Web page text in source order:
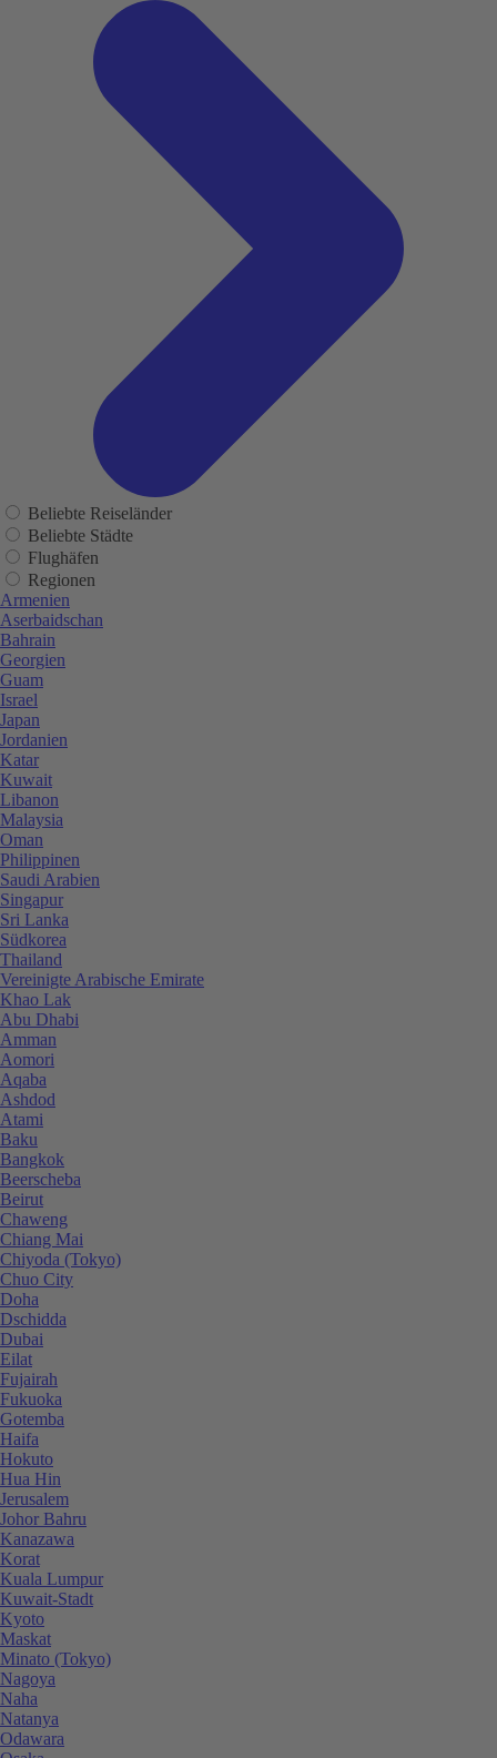
Beliebte Reiseländer
Beliebte Städte
Flughäfen
Regionen
Armenien
Aserbaidschan
Bahrain
Georgien
Guam
Israel
Japan
Jordanien
Katar
Kuwait
Libanon
Malaysia
Oman
Philippinen
Saudi Arabien
Singapur
Sri Lanka
Südkorea
Thailand
Vereinigte Arabische Emirate
Khao Lak
Abu Dhabi
Amman
Aomori
Aqaba
Ashdod
Atami
Baku
Bangkok
Beerscheba
Beirut
Chaweng
Chiang Mai
Chiyoda (Tokyo)
Chuo City
Doha
Dschidda
Dubai
Eilat
Fujairah
Fukuoka
Gotemba
Haifa
Hokuto
Hua Hin
Jerusalem
Johor Bahru
Kanazawa
Korat
Kuala Lumpur
Kuwait-Stadt
Kyoto
Maskat
Minato (Tokyo)
Nagoya
Naha
Natanya
Odawara